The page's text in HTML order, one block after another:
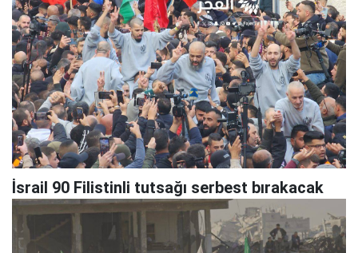
İsrail 90 Filistinli tutsağı serbest bırakacak